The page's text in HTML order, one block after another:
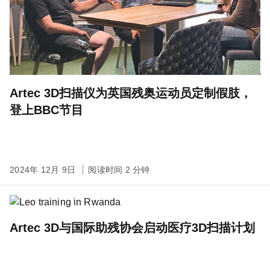
Artec 3D扫描仪为英国残奥运动员定制假肢，
登上BBC节目
2024年 12月 9日 阅读时间 2 分钟
Artec 3D与国际助残协会启动医疗3D扫描计划